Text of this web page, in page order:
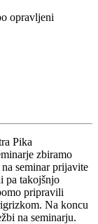
opravljeni
Pika
zbiramo
seminar prijavite
pa takojšnjo
pripravili
Na koncu
na seminarju.